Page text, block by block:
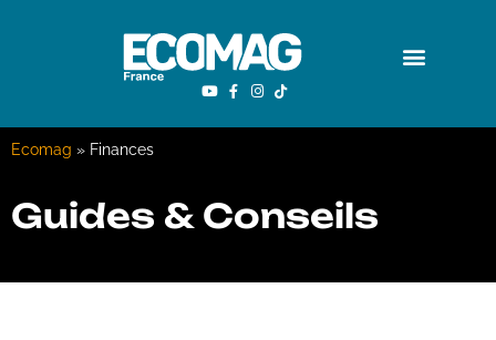
Ecomag » Finances
Guides & Conseils